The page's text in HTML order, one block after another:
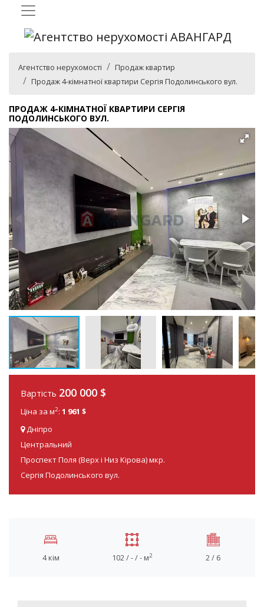
Агентство нерухомості
Продаж квартир
Продаж 4-кімнатної квартири Сергія Подолинського вул.
ПРОДАЖ 4-КІМНАТНОЇ КВАРТИРИ СЕРГІЯ
ПОДОЛИНСЬКОГО ВУЛ.
Вартість 200 000 $
Ціна за м2: 1 961 $
Дніпро
Центральний
Проспект Поля (Верх і Низ Кірова) мкр.
Сергія Подолинського вул.
4 кім 102 / - / - м2 2 / 6